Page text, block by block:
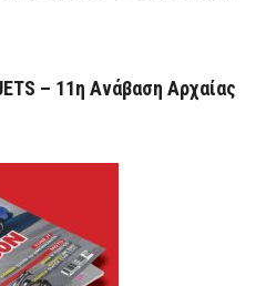
– 11η Ανάβαση Αρχαίας